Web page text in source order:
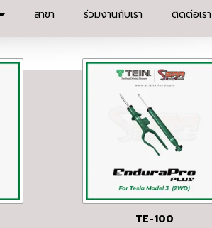
สาขา ร่วมงานกับเรา ติดต่อเรา
TE-100